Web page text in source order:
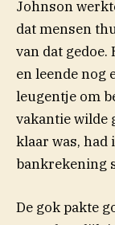
Johnson
dat mensen
van dat
en leende nog
leugentje om
vakantie wilde
klaar was, had
bankrekening
De gok pakte